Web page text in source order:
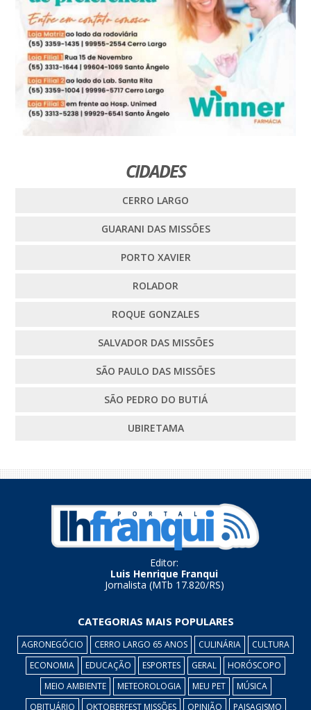
CIDADES
CERRO LARGO
GUARANI DAS MISSÕES
PORTO XAVIER
ROLADOR
ROQUE GONZALES
SALVADOR DAS MISSÕES
SÃO PAULO DAS MISSÕES
SÃO PEDRO DO BUTIÁ
UBIRETAMA
Editor:
Luis Henrique Franqui
Jornalista (MTb 17.820/RS)
CATEGORIAS MAIS POPULARES
AGRONEGÓCIO CERRO LARGO 65 ANOS CULINÁRIA
CULTURA
ECONOMIA
EDUCAÇÃO ESPORTES GERAL
HORÓSCOPO
MEIO AMBIENTE
METEOROLOGIA MEU PET
MÚSICA
OBITUÁRIO
OKTOBERFEST MISSÕES OPINIÃO PAISAGISMO